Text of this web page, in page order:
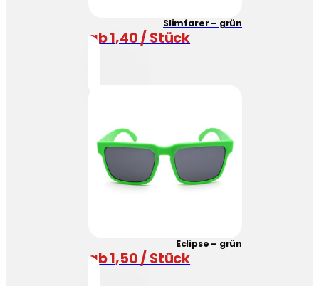
Slimfarer – grün
ab 1,40 / Stück
Eclipse – grün
ab 1,50 / Stück